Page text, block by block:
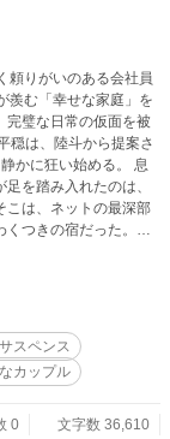
頼りがいのある会社員
羨む「幸せな家庭」を
完璧な日常の仮面を被
に狂い始める。 息
を踏み入れたのは、
は、ネットの最深部
くつきの宿だった。表
特定の秘密を抱えた
雄」の視線に動揺し
うとする。
スペンス
カップル
0
文字数 36,610